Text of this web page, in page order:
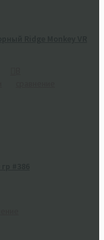
Ridge Monkey
#386